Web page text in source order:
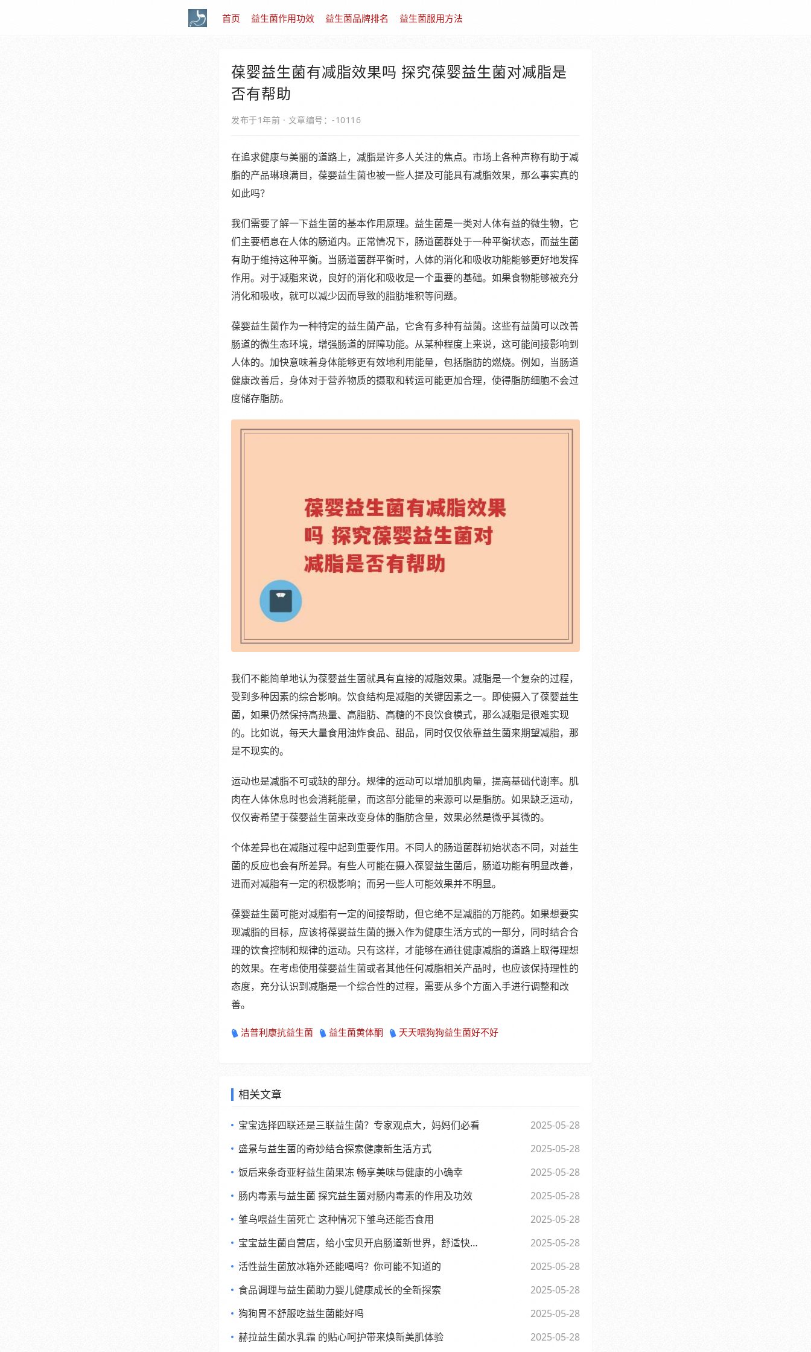
首页 益生菌作用功效 益生菌品牌排名 益生菌服用方法
葆婴益生菌有减脂效果吗 探究葆婴益生菌对减脂是
否有帮助
发布于1年前 · 文章编号：-10116
在追求健康与美丽的道路上，减脂是许多人关注的焦点。市场上各种声称有助于减
脂的产品琳琅满目，葆婴益生菌也被一些人提及可能具有减脂效果，那么事实真的
如此吗？
我们需要了解一下益生菌的基本作用原理。益生菌是一类对人体有益的微生物，它
们主要栖息在人体的肠道内。正常情况下，肠道菌群处于一种平衡状态，而益生菌
有助于维持这种平衡。当肠道菌群平衡时，人体的消化和吸收功能能够更好地发挥
作用。对于减脂来说，良好的消化和吸收是一个重要的基础。如果食物能够被充分
消化和吸收，就可以减少因而导致的脂肪堆积等问题。
葆婴益生菌作为一种特定的益生菌产品，它含有多种有益菌。这些有益菌可以改善
肠道的微生态环境，增强肠道的屏障功能。从某种程度上来说，这可能间接影响到
人体的。加快意味着身体能够更有效地利用能量，包括脂肪的燃烧。例如，当肠道
健康改善后，身体对于营养物质的摄取和转运可能更加合理，使得脂肪细胞不会过
度储存脂肪。
我们不能简单地认为葆婴益生菌就具有直接的减脂效果。减脂是一个复杂的过程，
受到多种因素的综合影响。饮食结构是减脂的关键因素之一。即使摄入了葆婴益生
菌，如果仍然保持高热量、高脂肪、高糖的不良饮食模式，那么减脂是很难实现
的。比如说，每天大量食用油炸食品、甜品，同时仅仅依靠益生菌来期望减脂，那
是不现实的。
运动也是减脂不可或缺的部分。规律的运动可以增加肌肉量，提高基础代谢率。肌
肉在人体休息时也会消耗能量，而这部分能量的来源可以是脂肪。如果缺乏运动，
仅仅寄希望于葆婴益生菌来改变身体的脂肪含量，效果必然是微乎其微的。
个体差异也在减脂过程中起到重要作用。不同人的肠道菌群初始状态不同，对益生
菌的反应也会有所差异。有些人可能在摄入葆婴益生菌后，肠道功能有明显改善，
进而对减脂有一定的积极影响；而另一些人可能效果并不明显。
葆婴益生菌可能对减脂有一定的间接帮助，但它绝不是减脂的万能药。如果想要实
现减脂的目标，应该将葆婴益生菌的摄入作为健康生活方式的一部分，同时结合合
理的饮食控制和规律的运动。只有这样，才能够在通往健康减脂的道路上取得理想
的效果。在考虑使用葆婴益生菌或者其他任何减脂相关产品时，也应该保持理性的
态度，充分认识到减脂是一个综合性的过程，需要从多个方面入手进行调整和改
善。
洁普利康抗益生菌 益生菌黄体酮 天天喂狗狗益生菌好不好
相关文章
宝宝选择四联还是三联益生菌？专家观点大，妈妈们必看
2025-05-28
盛景与益生菌的奇妙结合探索健康新生活方式
2025-05-28
饭后来条奇亚籽益生菌果冻 畅享美味与健康的小确幸
2025-05-28
肠内毒素与益生菌 探究益生菌对肠内毒素的作用及功效
2025-05-28
雏鸟喂益生菌死亡 这种情况下雏鸟还能否食用
2025-05-28
宝宝益生菌自营店，给小宝贝开启肠道新世界，舒适快乐每一天
2025-05-28
活性益生菌放冰箱外还能喝吗？你可能不知道的
2025-05-28
食品调理与益生菌助力婴儿健康成长的全新探索
2025-05-28
狗狗胃不舒服吃益生菌能好吗
2025-05-28
赫拉益生菌水乳霜 的贴心呵护带来焕新美肌体验
2025-05-28